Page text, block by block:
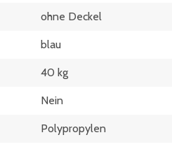
ohne Deckel
blau
40 kg
Nein
Polypropylen